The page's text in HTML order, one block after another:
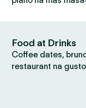
Food at Drinks
Coffee dates,
restaurant na